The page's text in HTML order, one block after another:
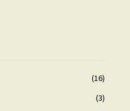
(16)
(3)